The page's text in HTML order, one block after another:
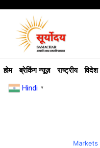
होम ब्रेकिंग न्यूज़ राष्ट्रीय विदेश
Hindi ▼
Markets